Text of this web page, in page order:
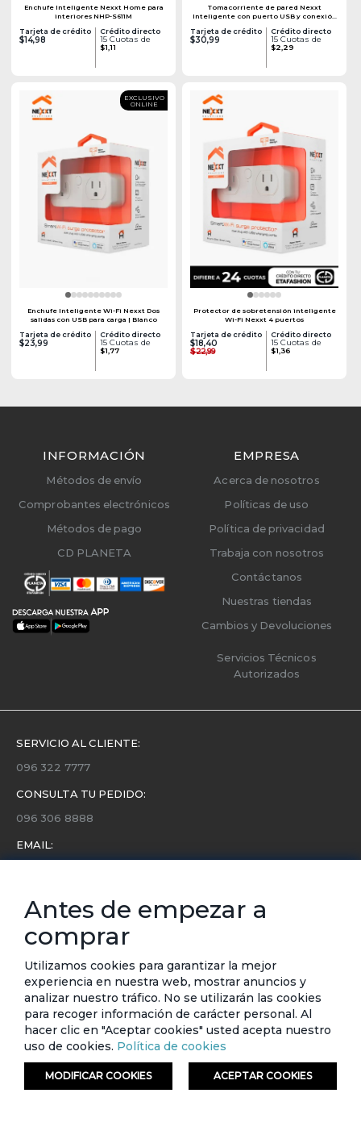
Enchufe Inteligente Nexxt Home para
interiores NHP-S611M
Tarjeta de crédito
$14,98
Crédito directo
15 Cuotas de
$1,11
Tomacorriente de pared Nexxt
Inteligente con puerto USB y conexión
Tarjeta de crédito
$30,99
Crédito directo
15 Cuotas de
$2,29
EXCLUSIVO
ONLINE
Enchufe Inteligente Wi-Fi Nexxt Dos
salidas con USB para carga | Blanco
Tarjeta de crédito
$23,99
Crédito directo
15 Cuotas de
$1,77
Protector de sobretensión inteligente
Wi-Fi Nexxt 4 puertos
Tarjeta de crédito
$18,40
$22,99
Crédito directo
15 Cuotas de
$1,36
ORDENAR FILTRAR
INFORMACIÓN
Métodos de envío
Comprobantes electrónicos
Métodos de pago
CD PLANETA
EMPRESA
Acerca de nosotros
Políticas de uso
Política de privacidad
Trabaja con nosotros
Contáctanos
Nuestras tiendas
Cambios y Devoluciones
Servicios Técnicos
Autorizados
SERVICIO AL CLIENTE:
096 322 7777
CONSULTA TU PEDIDO:
096 306 8888
EMAIL:
Conoce toda la información sobre últimas colecciones,
eventos y ofertas.
Subscríbete a nuestro newsletter
SUSCRIBIRSE
© ETAFASHION 2023. Todos los derechos reservados.
Antes de empezar a
comprar
Utilizamos cookies para garantizar la mejor
experiencia en nuestra web, mostrar anuncios y
analizar nuestro tráfico. No se utilizarán las cookies
para recoger información de carácter personal. Al
hacer clic en "Aceptar cookies" usted acepta nuestro
uso de cookies. Política de cookies
MODIFICAR COOKIES ACEPTAR COOKIES